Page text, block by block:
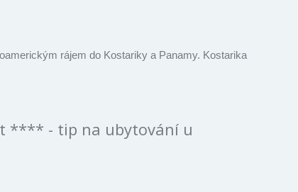
rájem do Kostariky a Panamy. Kostarika
**** - tip na ubytování u